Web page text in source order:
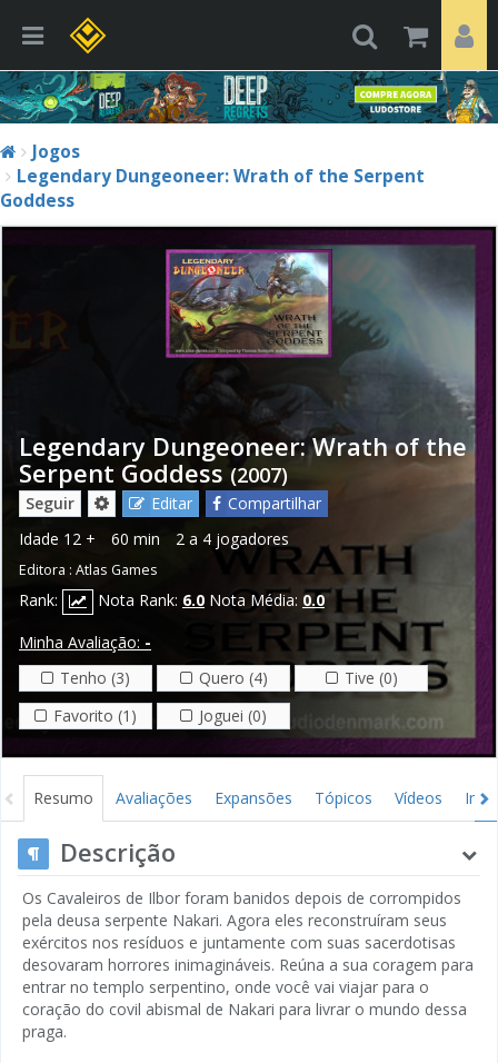
Jogos
Legendary Dungeoneer: Wrath of the Serpent
Goddess
Legendary Dungeoneer: Wrath of the
Serpent Goddess (2007)
Seguir Editar
Compartilhar
Idade 12 + 60 min 2 a 4 jogadores
Editora : Atlas Games
Rank: Nota Rank: 6.0 Nota Média: 0.0
Minha Avaliação: -
Tenho (3)
Quero (4)
Tive (0)
Favorito (1)
Joguei (0)
Resumo Avaliações Expansões Tópicos Vídeos
Descrição
Os Cavaleiros de Ilbor foram banidos depois de corrompidos
pela deusa serpente Nakari. Agora eles reconstruíram seus
exércitos nos resíduos e juntamente com suas sacerdotisas
desovaram horrores inimagináveis. Reúna a sua coragem para
entrar no templo serpentino, onde você vai viajar para o
coração do covil abismal de Nakari para livrar o mundo dessa
praga.